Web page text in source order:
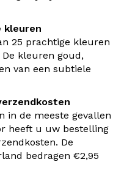
kleuren
25 prachtige kleuren
kleuren goud,
van een subtiele
in de meeste gevallen
heeft u uw bestelling
De
bedragen €2,95